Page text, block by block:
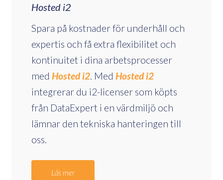
Hosted i2
Spara på kostnader för underhåll och
expertis och få extra flexibilitet och
kontinuitet i dina arbetsprocesser
med Hosted i2. Med Hosted i2
integrerar du i2-licenser som köpts
från DataExpert i en värdmiljö och
lämnar den tekniska hanteringen till
oss.
Läs mer